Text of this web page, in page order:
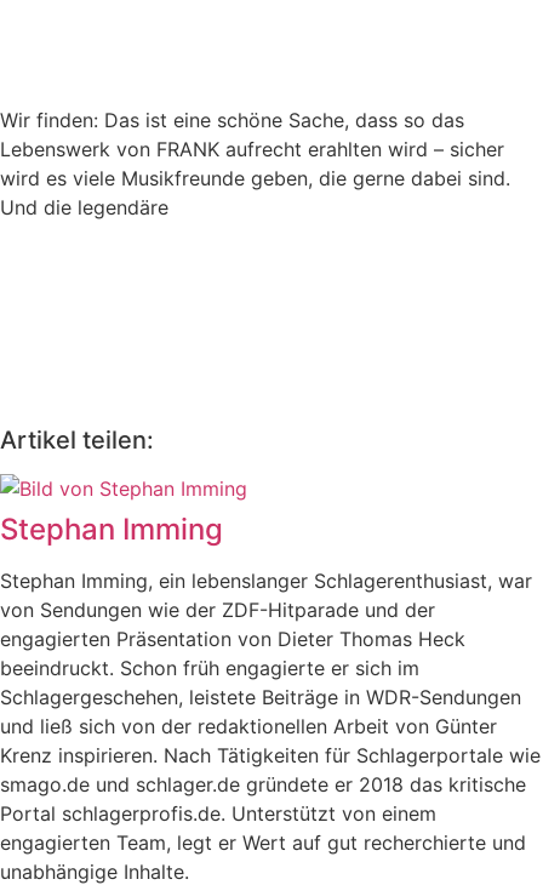
Wir finden: Das ist eine schöne Sache, dass so das
Lebenswerk von FRANK aufrecht erahlten wird – sicher
wird es viele Musikfreunde geben, die gerne dabei sind.
Und die legendäre
Artikel teilen:
Stephan Imming
Stephan Imming, ein lebenslanger Schlagerenthusiast, war
von Sendungen wie der ZDF-Hitparade und der
engagierten Präsentation von Dieter Thomas Heck
beeindruckt. Schon früh engagierte er sich im
Schlagergeschehen, leistete Beiträge in WDR-Sendungen
und ließ sich von der redaktionellen Arbeit von Günter
Krenz inspirieren. Nach Tätigkeiten für Schlagerportale wie
smago.de und schlager.de gründete er 2018 das kritische
Portal schlagerprofis.de. Unterstützt von einem
engagierten Team, legt er Wert auf gut recherchierte und
unabhängige Inhalte.